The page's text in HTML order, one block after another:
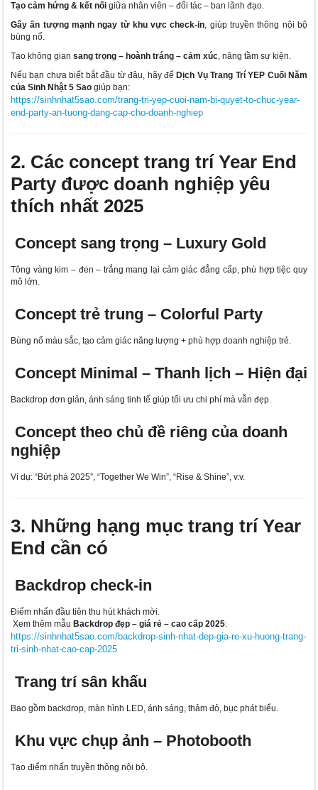
Tạo cảm hứng & kết nối giữa nhân viên – đối tác – ban lãnh đạo.
Gây ấn tượng mạnh ngay từ khu vực check-in, giúp truyền thông nội bộ
bùng nổ.
Tạo không gian sang trọng – hoành tráng – cảm xúc, nâng tầm sự kiện.
Nếu bạn chưa biết bắt đầu từ đâu, hãy để Dịch Vụ Trang Trí YEP Cuối Năm
của Sinh Nhật 5 Sao giúp bạn:
https://sinhnhat5sao.com/trang-tri-yep-cuoi-nam-bi-quyet-to-chuc-year-
end-party-an-tuong-dang-cap-cho-doanh-nghiep
2. Các concept trang trí Year End
Party được doanh nghiệp yêu
thích nhất 2025
Concept sang trọng – Luxury Gold
Tông vàng kim – đen – trắng mang lại cảm giác đẳng cấp, phù hợp tiệc quy
mô lớn.
Concept trẻ trung – Colorful Party
Bùng nổ màu sắc, tạo cảm giác năng lượng + phù hợp doanh nghiệp trẻ.
Concept Minimal – Thanh lịch – Hiện đại
Backdrop đơn giản, ánh sáng tinh tế giúp tối ưu chi phí mà vẫn đẹp.
Concept theo chủ đề riêng của doanh
nghiệp
Ví dụ: “Bứt phá 2025”, “Together We Win”, “Rise & Shine”, v.v.
3. Những hạng mục trang trí Year
End cần có
Backdrop check-in
Điểm nhấn đầu tiên thu hút khách mời.
Xem thêm mẫu Backdrop đẹp – giá rẻ – cao cấp 2025:
https://sinhnhat5sao.com/backdrop-sinh-nhat-dep-gia-re-xu-huong-trang-
tri-sinh-nhat-cao-cap-2025
Trang trí sân khấu
Bao gồm backdrop, màn hình LED, ánh sáng, thảm đỏ, bục phát biểu.
Khu vực chụp ảnh – Photobooth
Tạo điểm nhấn truyền thông nội bộ.